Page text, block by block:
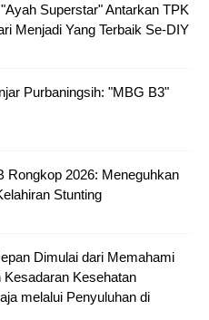
Superstar" Antarkan TPK
Menjadi Yang Terbaik Se-DIY
Purbaningsih: "MBG B3"
Rongkop 2026: Meneguhkan
Stunting
Dimulai dari Memahami
Kesadaran Kesehatan
melalui Penyuluhan di